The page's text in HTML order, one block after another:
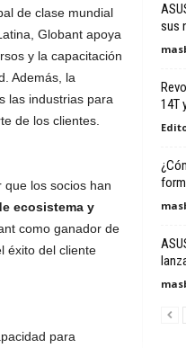
de clase mundial
Globant apoya
y la capacitación
Además, la
las industrias para
de los clientes.
que los socios han
ecosistema y
como ganador de
éxito del cliente
para
sus
14T